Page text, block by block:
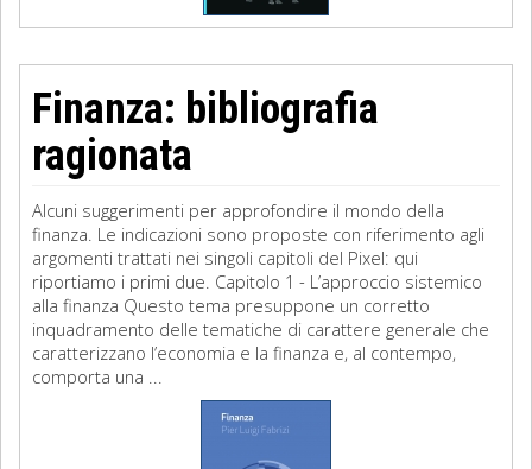
Finanza: bibliografia
ragionata
Alcuni suggerimenti per approfondire il mondo della
finanza. Le indicazioni sono proposte con riferimento agli
argomenti trattati nei singoli capitoli del Pixel: qui
riportiamo i primi due. Capitolo 1 - L’approccio sistemico
alla finanza Questo tema presuppone un corretto
inquadramento delle tematiche di carattere generale che
caratterizzano l’economia e la finanza e, al contempo,
comporta una ...